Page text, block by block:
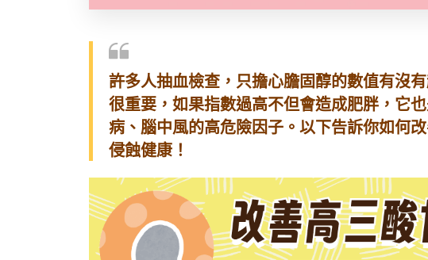
許多人抽血檢查，只擔心膽固醇的數值有沒
很重要，如果指數過高不但會造成肥胖，它
病、腦中風的高危險因子。以下告訴你如何
侵蝕健康！